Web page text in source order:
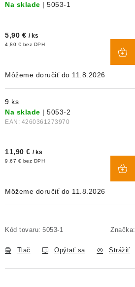
Na sklade | 5053-1
5,90 € / ks
4,80 € bez DPH
11.8.2026
9 ks
Na sklade | 5053-2
EAN: 4260361273970
11,90 € / ks
9,67 € bez DPH
11.8.2026
Kód tovaru: 5053-1 Značka:
Tlač Opýtať sa Strážiť